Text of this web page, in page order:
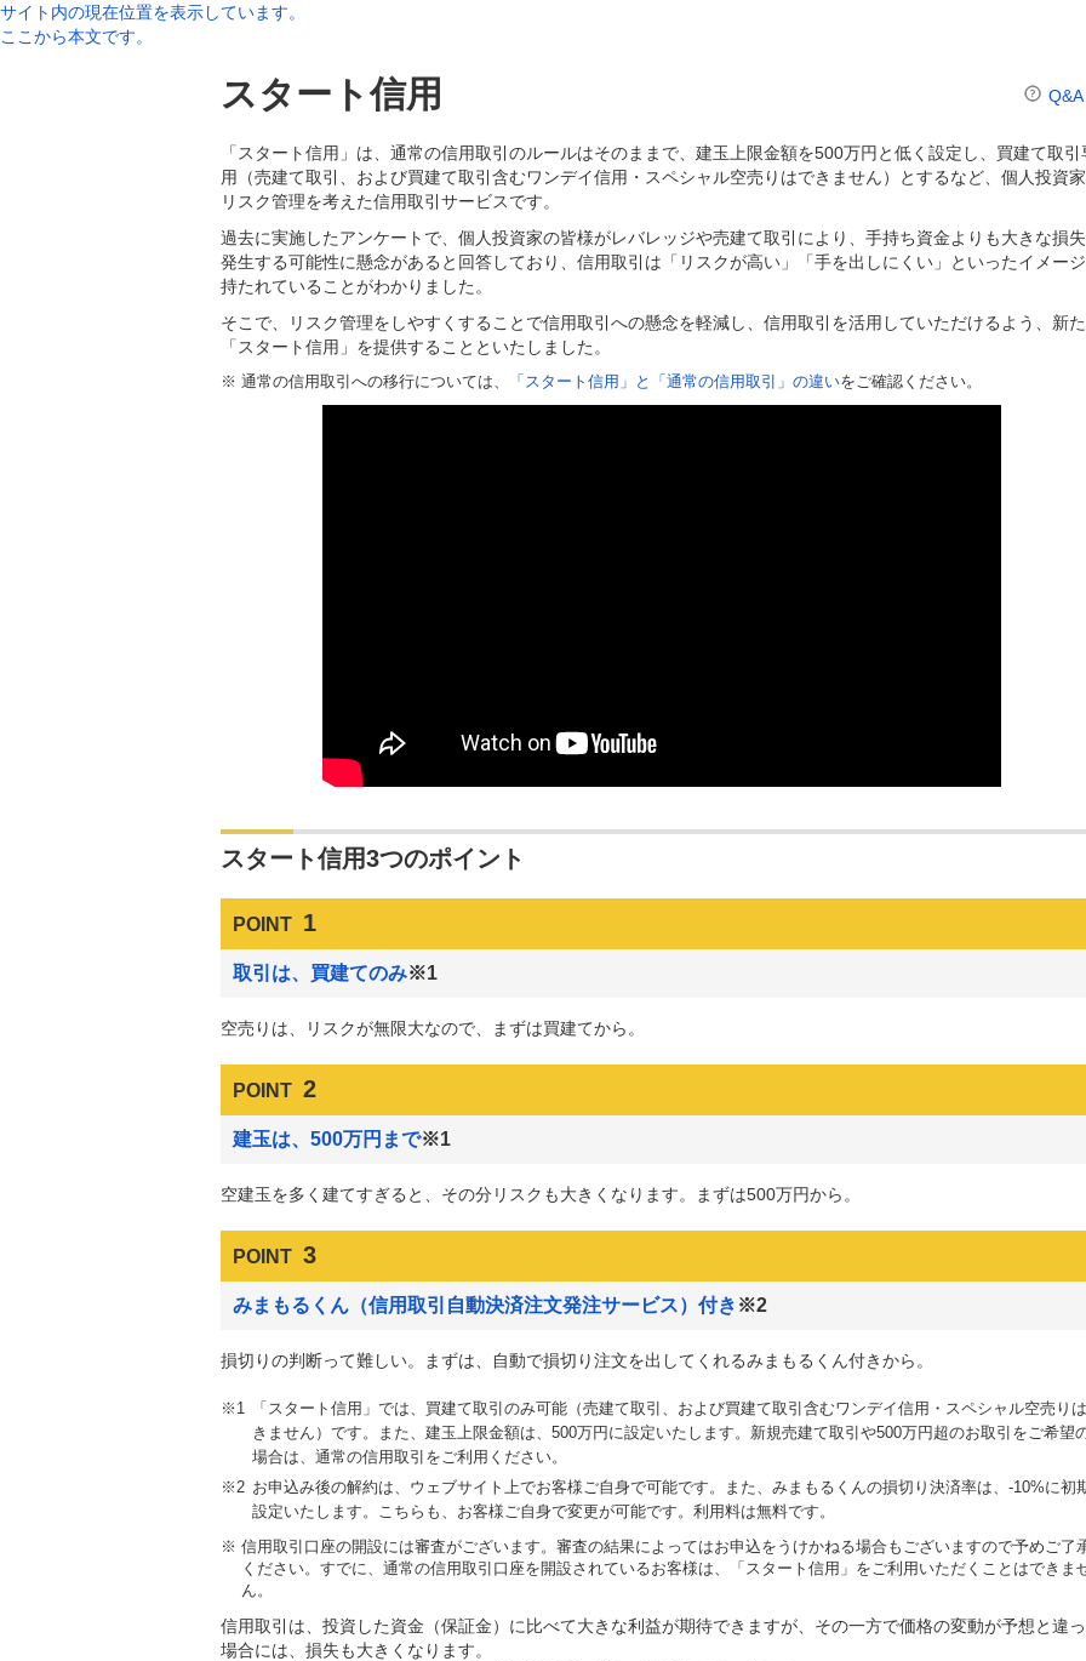
サイト内の現在位置を表示しています。
ここから本文です。
スタート信用 Q&A
「スタート信用」は、通常の信用取引のルールはそのままで、建玉上限金額を500万円と低く設定し、買建て取引
用（売建て取引、および買建て取引含むワンデイ信用・スペシャル空売りはできません）とするなど、個人投資
リスク管理を考えた信用取引サービスです。
過去に実施したアンケートで、個人投資家の皆様がレバレッジや売建て取引により、手持ち資金よりも大きな損
発生する可能性に懸念があると回答しており、信用取引は「リスクが高い」「手を出しにくい」といったイメー
持たれていることがわかりました。
そこで、リスク管理をしやすくすることで信用取引への懸念を軽減し、信用取引を活用していただけるよう、新
「スタート信用」を提供することといたしました。
※ 通常の信用取引への移行については、 「スタート信用」と「通常の信用取引」の違いをご確認ください。
スタート信用3つのポイント
POINT 1
取引は、買建てのみ※1
空売りは、リスクが無限大なので、まずは買建てから。
POINT 2
建玉は、500万円まで※1
空建玉を多く建てすぎると、その分リスクも大きくなります。まずは500万円から。
POINT 3
みまもるくん（信用取引自動決済注文発注サービス）付き ※2
損切りの判断って難しい。まずは、自動で損切り注文を出してくれるみまもるくん付きから。
「スタート信用」では、買建て取引のみ可能（売建て取引、および買建て取引含むワンデイ信用・スペシャル空売り
きません）です。また、建玉上限金額は、500万円に設定いたします。新規売建て取引や500万円超のお取引をご希望
場合は、通常の信用取引をご利用ください。
お申込み後の解約は、ウェブサイト上でお客様ご自身で可能です。また、みまもるくんの損切り決済率は、-10%に初
設定いたします。こちらも、お客様ご自身で変更が可能です。利用料は無料です。
※ 信用取引口座の開設には審査がございます。審査の結果によってはお申込をうけかねる場合もございますので予めご了
ください。すでに、通常の信用取引口座を開設されているお客様は、「スタート信用」をご利用いただくことはできま
ん。
信用取引は、投資した資金（保証金）に比べて大きな利益が期待できますが、その一方で価格の変動が予想と違
場合には、損失も大きくなります。